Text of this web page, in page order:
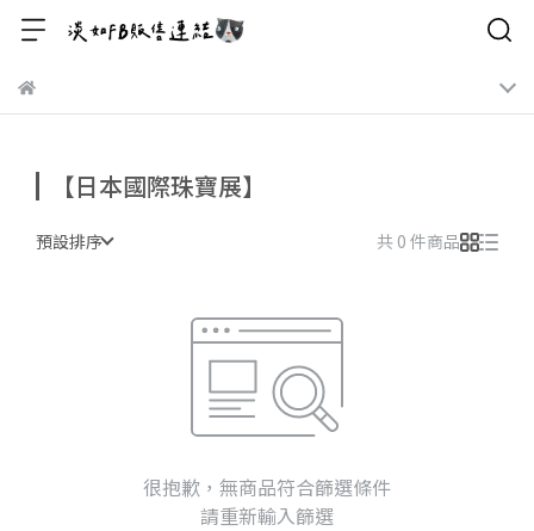
【日本國際珠寶展】
預設排序 共 0 件商品
很抱歉，無商品符合篩選條件
請重新輸入篩選